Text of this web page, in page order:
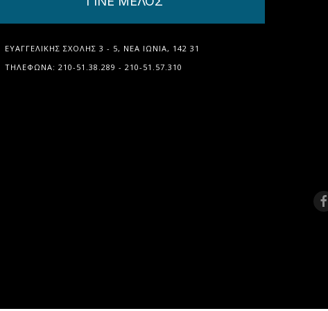
ΕΥΑΓΓΕΛΙΚΉΣ ΣΧΟΛΉΣ 3 - 5, ΝΈΑ ΙΩΝΊΑ, 142 31
ΤΗΛΈΦΩΝΑ: 210-51.38.289 - 210-51.57.310